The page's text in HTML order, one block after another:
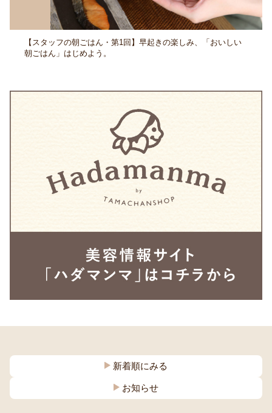
【スタッフの朝ごはん・第1回】早起きの楽しみ、「おいしい
朝ごはん」はじめよう。
新着順にみる
お知らせ